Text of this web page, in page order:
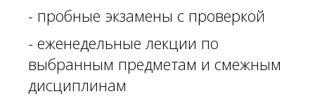
- пробные экзамены с проверкой
- еженедельные лекции по
выбранным предметам и смежным
дисциплинам